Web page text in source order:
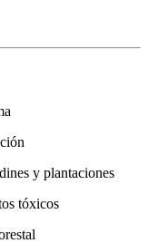
y plantaciones
tóxicos